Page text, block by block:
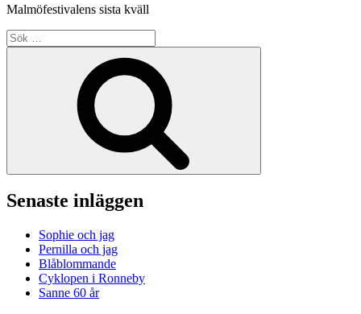
Malmöfestivalens sista kväll
Sök
efter:
Senaste inläggen
Sophie och jag
Pernilla och jag
Blåblommande
Cyklopen i Ronneby
Sanne 60 år